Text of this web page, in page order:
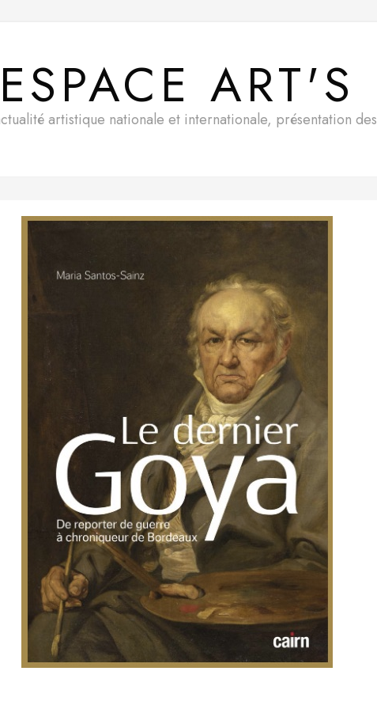
ESPACE ART'S
artistique nationale et internationale, présentation